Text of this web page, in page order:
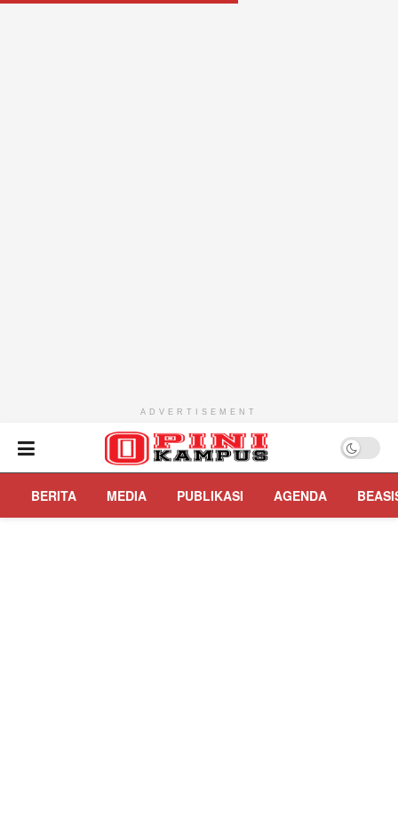
ADVERTISEMENT
BERITA MEDIA PUBLIKASI AGENDA